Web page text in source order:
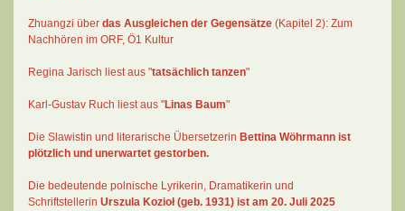
Zhuangzi über das Ausgleichen der Gegensätze (Kapitel 2): Zum
Nachhören im ORF, Ö1 Kultur
Regina Jarisch liest aus "tatsächlich tanzen"
Karl-Gustav Ruch liest aus "Linas Baum"
Die Slawistin und literarische Übersetzerin Bettina Wöhrmann ist
plötzlich und unerwartet gestorben.
Die bedeutende polnische Lyrikerin, Dramatikerin und
Schriftstellerin Urszula Kozioł (geb. 1931) ist am 20. Juli 2025